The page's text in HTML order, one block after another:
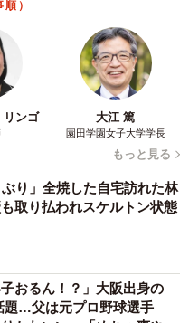
さん提供
い方が居たら」 大御所漫
賃を払えるのに、まだ欲し
ンスの七夕飾り、書かれた願
真夏の海で赤銅色の肉体
バキだな」「ばり渋いで